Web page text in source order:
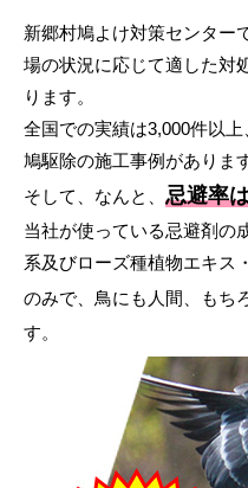
新郷村鳩よけ対策センター
場の状況に応じて適した対
ります。
全国での実績は3,000件以上
鳩駆除の施工事例があります
そして、なんと、 忌避率
当社が使っている忌避剤の
系及びローズ種植物エキス
のみで、鳥にも人間、もち
す。